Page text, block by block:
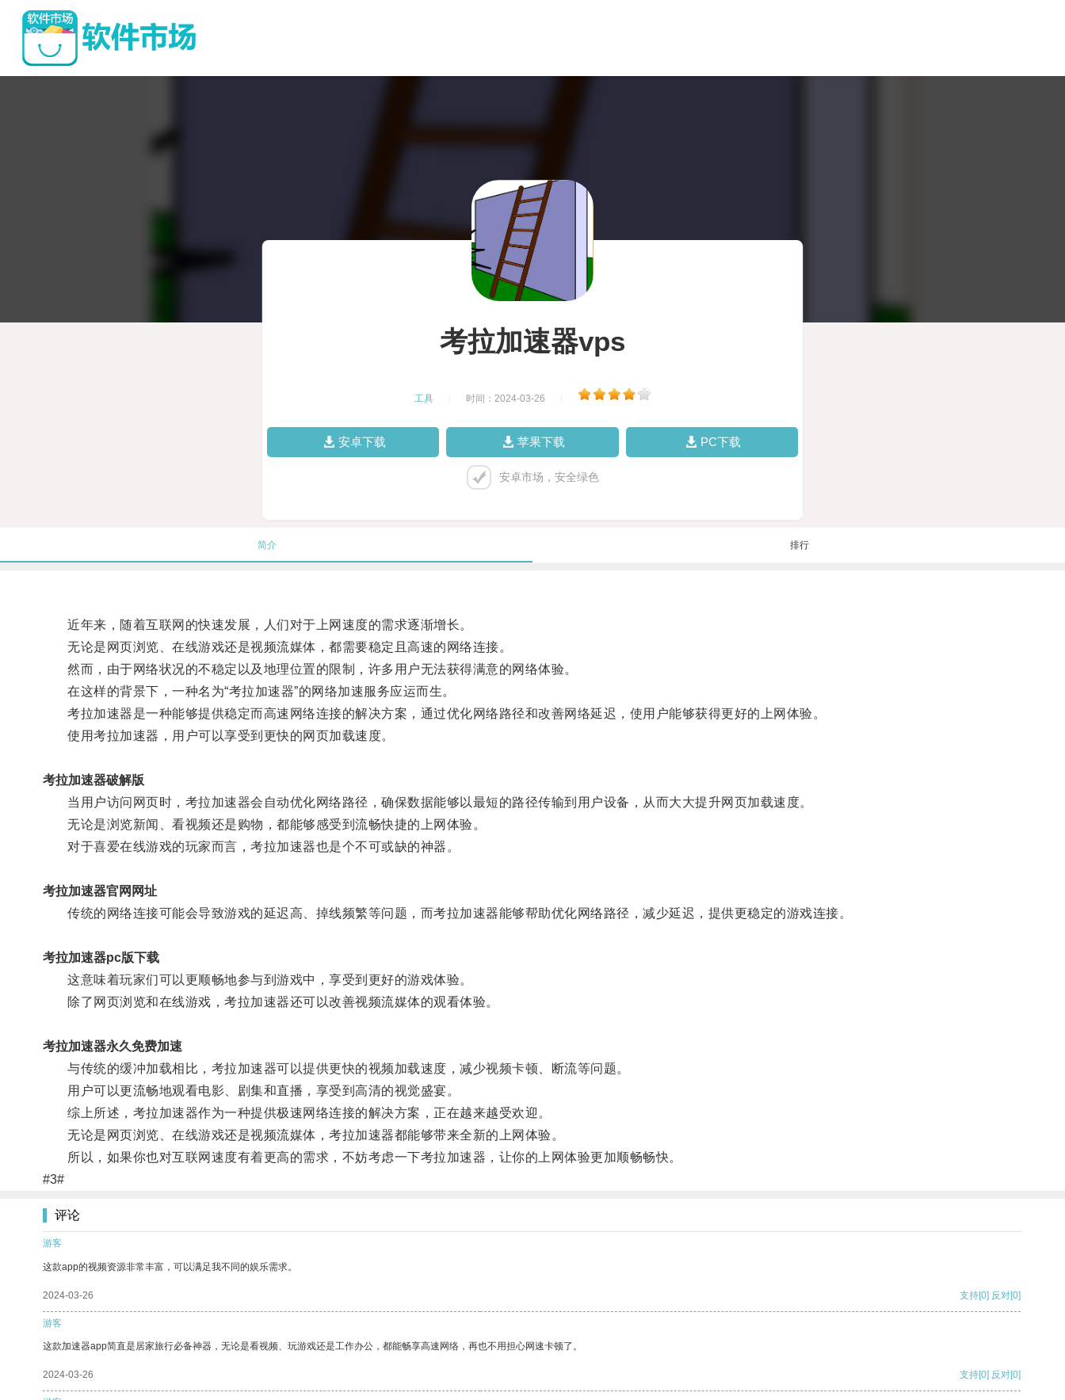
考拉加速器vps
工具 时间：2024-03-26
安卓下载 苹果下载 PC下载
安卓市场，安全绿色
简介 排行
近年来，随着互联网的快速发展，人们对于上网速度的需求逐渐增长。
无论是网页浏览、在线游戏还是视频流媒体，都需要稳定且高速的网络连接。
然而，由于网络状况的不稳定以及地理位置的限制，许多用户无法获得满意的网络体验。
在这样的背景下，一种名为“考拉加速器”的网络加速服务应运而生。
考拉加速器是一种能够提供稳定而高速网络连接的解决方案，通过优化网络路径和改善网络延迟，使用户能够获得更好的上网体验。
使用考拉加速器，用户可以享受到更快的网页加载速度。
考拉加速器破解版
当用户访问网页时，考拉加速器会自动优化网络路径，确保数据能够以最短的路径传输到用户设备，从而大大提升网页加载速度。
无论是浏览新闻、看视频还是购物，都能够感受到流畅快捷的上网体验。
对于喜爱在线游戏的玩家而言，考拉加速器也是个不可或缺的神器。
考拉加速器官网网址
传统的网络连接可能会导致游戏的延迟高、掉线频繁等问题，而考拉加速器能够帮助优化网络路径，减少延迟，提供更稳定的游戏连接。
考拉加速器pc版下载
这意味着玩家们可以更顺畅地参与到游戏中，享受到更好的游戏体验。
除了网页浏览和在线游戏，考拉加速器还可以改善视频流媒体的观看体验。
考拉加速器永久免费加速
与传统的缓冲加载相比，考拉加速器可以提供更快的视频加载速度，减少视频卡顿、断流等问题。
用户可以更流畅地观看电影、剧集和直播，享受到高清的视觉盛宴。
综上所述，考拉加速器作为一种提供极速网络连接的解决方案，正在越来越受欢迎。
无论是网页浏览、在线游戏还是视频流媒体，考拉加速器都能够带来全新的上网体验。
所以，如果你也对互联网速度有着更高的需求，不妨考虑一下考拉加速器，让你的上网体验更加顺畅畅快。
#3#
评论
游客
这款app的视频资源非常丰富，可以满足我不同的娱乐需求。
2024-03-26 支持[0] 反对[0]
游客
这款加速器app简直是居家旅行必备神器，无论是看视频、玩游戏还是工作办公，都能畅享高速网络，再也不用担心网速卡顿了。
2024-03-26 支持[0] 反对[0]